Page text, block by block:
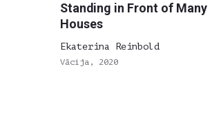
Standing in Front of Many
Houses
Ekaterina Reinbold
Vācija, 2020